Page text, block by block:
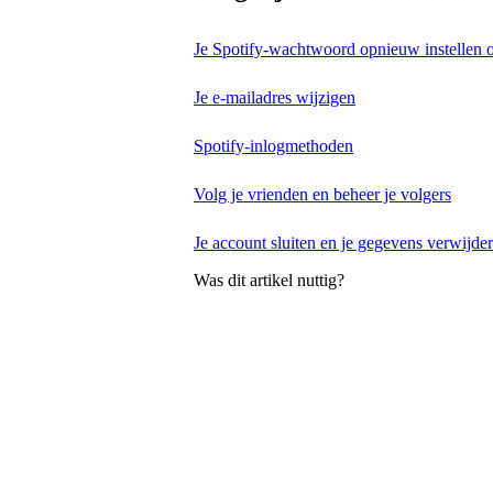
Je Spotify-wachtwoord opnieuw instellen
Je e-mailadres wijzigen
Spotify-inlogmethoden
Volg je vrienden en beheer je volgers
Je account sluiten en je gegevens
Was dit artikel nuttig?